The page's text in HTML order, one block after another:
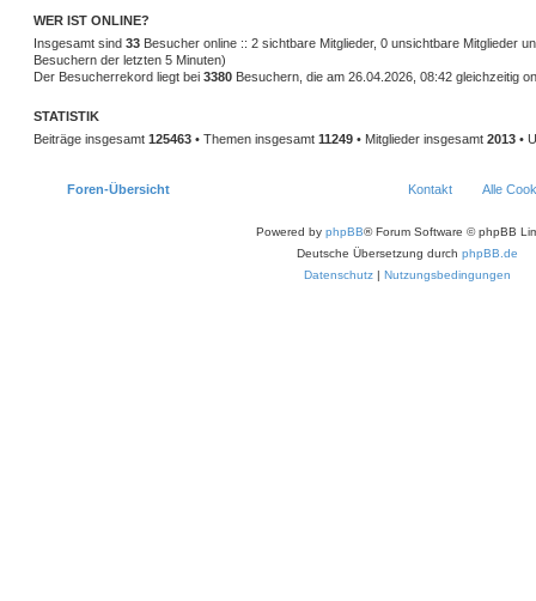
WER IST ONLINE?
Insgesamt sind 33 Besucher online :: 2 sichtbare Mitglieder, 0 unsichtbare Mitglieder
Besuchern der letzten 5 Minuten)
Der Besucherrekord liegt bei 3380 Besuchern, die am 26.04.2026, 08:42 gleichzeitig
STATISTIK
Beiträge insgesamt 125463 • Themen insgesamt 11249 • Mitglieder insgesamt 2013 •
Foren-Übersicht Alle
Kontakt
Powered by phpBB® Forum Software © phpBB
Deutsche Übersetzung durch phpBB.de
Datenschutz | Nutzungsbedingungen